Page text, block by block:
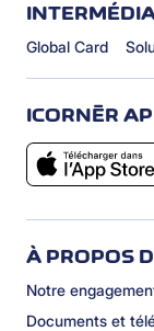
Global Card
ICORNÈR
À PROPOS
Notre
Documents et